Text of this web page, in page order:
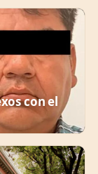
con el